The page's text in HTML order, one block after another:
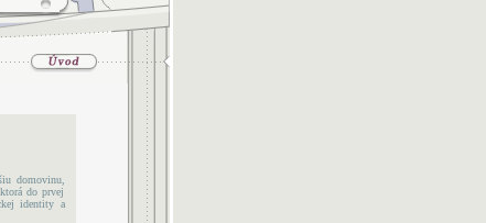
domovinu,
do prvej
identity a